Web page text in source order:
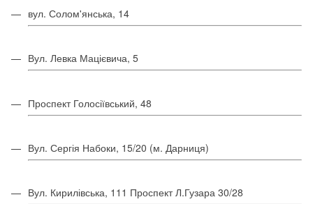
вул. Солом'янська, 14
Вул. Левка Мацієвича, 5
Проспект Голосіївський, 48
Вул. Сергія Набоки, 15/20 (м. Дарниця)
Вул. Кирилівська, 111 Проспект Л.Гузара 30/28